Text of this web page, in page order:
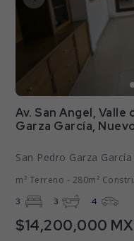
Av. San Angel, Valle
Garza García,
San Pedro Garza García
m² Terreno - 280m²
3 3 4
$14,200,000